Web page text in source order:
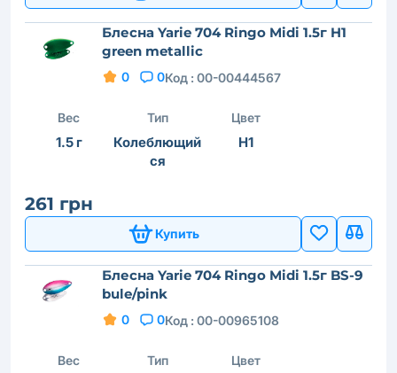
Блесна Yarie 704 Ringo Midi 1.5г H1
green metallic
0 0Код : 00-00444567
Вес
1.5 г
Тип
Колеблющий
ся
Цвет
H1
261 грн
Купить
Блесна Yarie 704 Ringo Midi 1.5г BS-9
bule/pink
0 0Код : 00-00965108
Вес Тип Цвет